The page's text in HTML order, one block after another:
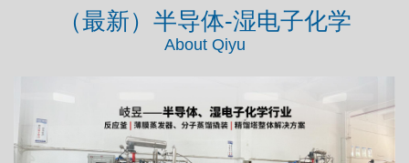
（最新）半导体-湿电子化学
About Qiyu